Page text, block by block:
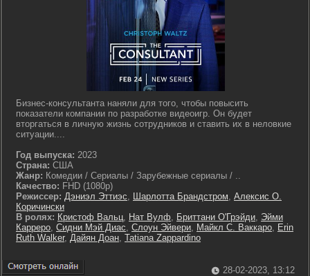
Бизнес-консультанта наняли для того, чтобы повысить
показатели компании по разработке видеоигр. Он будет
вторгаться в личную жизнь сотрудников и ставить их в неловкие
ситуации....
Год выпуска: 2023
Страна: США
Жанр: Комедии / Сериалы / Зарубежные сериалы / ..
Качество: FHD (1080p)
Режиссер: Дэниэл Эттиэс, Шарлотта Брандстром, Алексис О.
Коричински
В ролях: Кристоф Вальц, Нат Вулф, Бриттани О'Грэйди, Эйми
Карреро, Сидни Мэй Диас, Слоун Эйвери, Майкл С. Ваккаро, Erin
Ruth Walker, Дайян Доан, Tatiana Zappardino
28-02-2023, 13:12